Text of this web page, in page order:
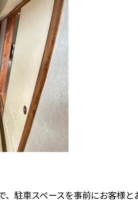
駐車スペースを事前にお客様